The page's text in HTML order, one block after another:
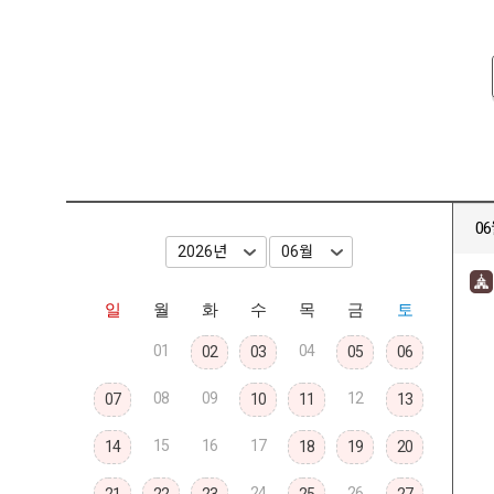
일 월 화 수 목 금 토
01 02 03 04 05 06
07 08 09 10 11 12 13
14 15 16 17 18 19 20